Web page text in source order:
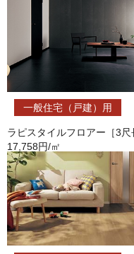
一般住宅（戸建）用
ラピスタイルフロアー［3尺
17,758円/㎡